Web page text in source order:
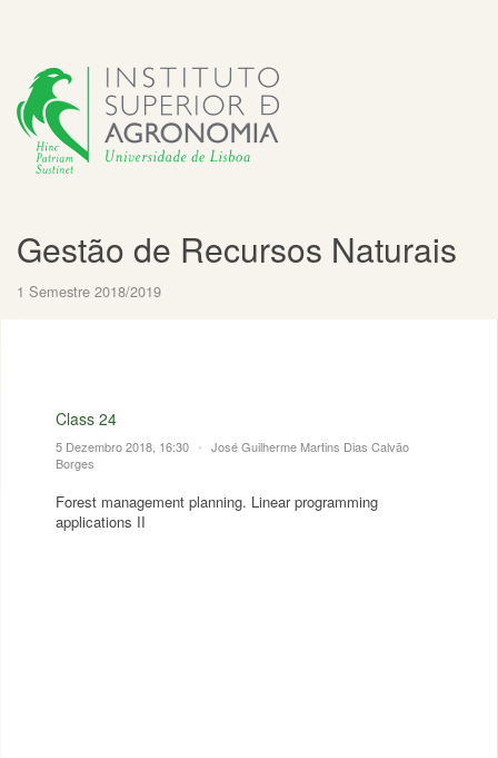
Gestão de Recursos Naturais
1 Semestre 2018/2019
Class 24
5 Dezembro 2018, 16:30 • José Guilherme Martins Dias Calvão
Borges
Forest management planning. Linear programming
applications II